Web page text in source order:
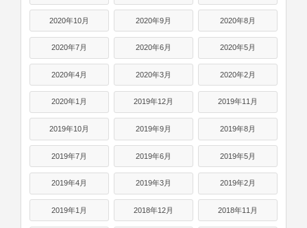
2020年10月 2020年9月 2020年8月
2020年7月 2020年6月 2020年5月
2020年4月 2020年3月 2020年2月
2020年1月 2019年12月 2019年11月
2019年10月 2019年9月 2019年8月
2019年7月 2019年6月 2019年5月
2019年4月 2019年3月 2019年2月
2019年1月 2018年12月 2018年11月